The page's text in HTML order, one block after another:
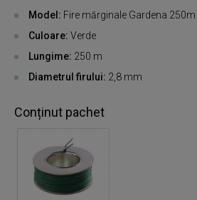
Model: Fire mărginale Gardena 250m
Culoare: Verde
Lungime: 250 m
Diametrul firului: 2,8 mm
Conținut pachet